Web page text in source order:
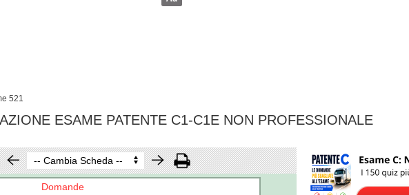
521
ESAME PATENTE C1-C1E NON PROFESSIONALE
Domande